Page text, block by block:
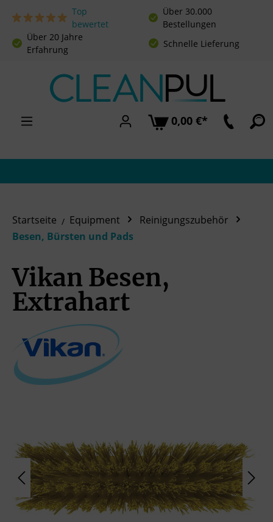
Zum Hauptinhalt springen
Top
bewertet
Über 30.000
Bestellungen
Über 20 Jahre
Erfahrung
Schnelle Lieferung
0,00 €*
Startseite Equipment
Reinigungszubehör
Besen, Bürsten und Pads
Vikan Besen,
Extrahart